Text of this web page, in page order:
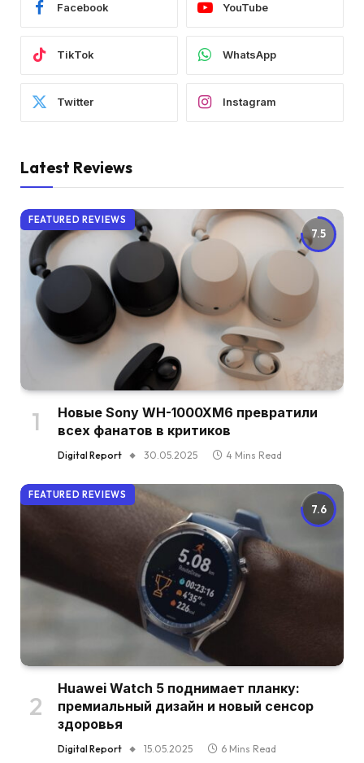
Facebook YouTube
TikTok WhatsApp
Twitter Instagram
Latest Reviews
7.5
FEATURED REVIEWS
Новые Sony WH-1000XM6 превратили
всех фанатов в критиков
Digital Report 30.05.2025 4 Mins Read
7.6
FEATURED REVIEWS
Huawei Watch 5 поднимает планку:
премиальный дизайн и новый сенсор
здоровья
Digital Report 15.05.2025 6 Mins Read